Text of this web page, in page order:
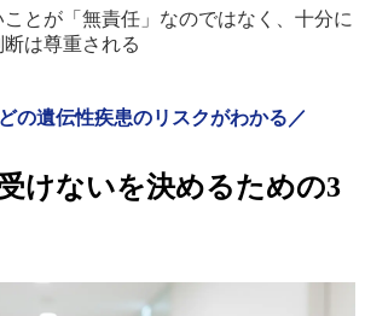
とが「無責任」なのではなく、十分に
は尊重される
の遺伝性疾患のリスクがわかる／
けないを決めるための3